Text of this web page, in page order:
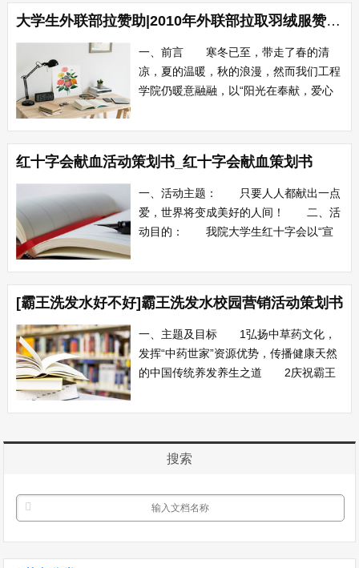
余生活调整的更为丰富一些，也给同学们
一些惊喜，我们决定在学校内举行一次网
页设计大赛，将同学们充分的调动起来，
使自己的校...
大学生外联部拉赞助|2010年外联部拉取羽绒服赞助策划书
一、前言 寒冬已至，带走了春的清
凉，夏的温暖，秋的浪漫，然而我们工程
学院仍暖意融融，以“阳光在奉献，爱心
为更多的贫困生同学提供帮助，送去温
暖。让他们在这严冬季节感受到学院对他
们的关怀和帮助。此次活动也将为赞助的
商家提供一个绝佳的宣传机会，尤其在这
寒冬季节，羽...
红十字会献血活动策划书_红十字会献血策划书
一、活动主题： 只要人人都献出一点
爱，世界将变成美好的人间！ 二、活
动目的： 我院大学生红十字会以“宣
旨，以增进会员文化修养；增进无锡商业
职业技术学院校园精神为目的，让作为商
院一份子的我们知道作为一名大学生，无
偿献血是一项义务，也是承担社会责任和
道德示范的...
[霸王洗发水好不好]霸王洗发水校园营销活动策划书
一、主题及目标 1弘扬中草药文化，
发挥“中药世家”资源优势，传播健康天然
的中国传统养发养生之道 2庆祝霸王
成功推出 3 回报社会，关爱学生及资
货真价实的霸王洗发水 二时间及地
点 2009年11月22日至元旦前后（...
搜索